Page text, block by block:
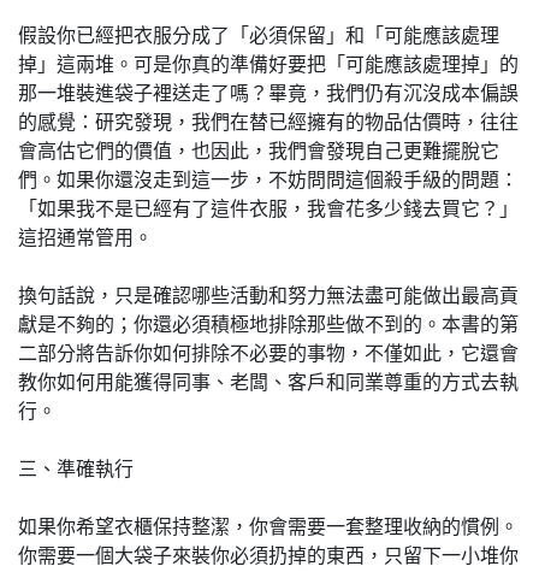
假設你已經把衣服分成了「必須保留」和「可能應該處理
掉」這兩堆。可是你真的準備好要把「可能應該處理掉」的
那一堆裝進袋子裡送走了嗎？畢竟，我們仍有沉沒成本偏誤
的感覺：研究發現，我們在替已經擁有的物品估價時，往往
會高估它們的價值，也因此，我們會發現自己更難擺脫它
們。如果你還沒走到這一步，不妨問問這個殺手級的問題：
「如果我不是已經有了這件衣服，我會花多少錢去買它？」
這招通常管用。
換句話說，只是確認哪些活動和努力無法盡可能做出最高貢
獻是不夠的；你還必須積極地排除那些做不到的。本書的第
二部分將告訴你如何排除不必要的事物，不僅如此，它還會
教你如何用能獲得同事、老闆、客戶和同業尊重的方式去執
行。
三、準確執行
如果你希望衣櫃保持整潔，你會需要一套整理收納的慣例。
你需要一個大袋子來裝你必須扔掉的東西，只留下一小堆你